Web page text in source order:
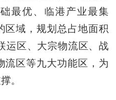
最优、临港产业最集
区域，规划总占地面积
运区、大宗物流区、战
流区等九大功能区，为
。